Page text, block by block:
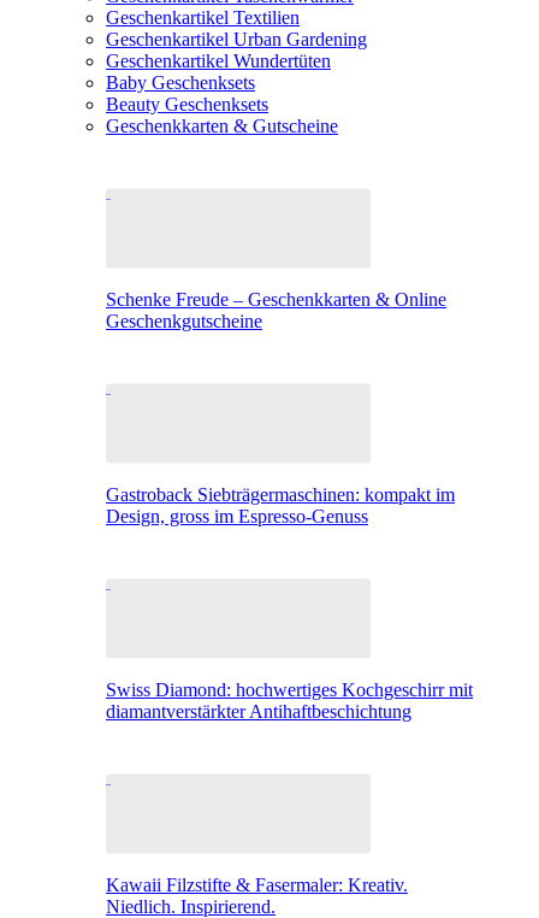
Geschenkartikel Textilien
Geschenkartikel Urban Gardening
Geschenkartikel Wundertüten
Baby Geschenksets
Beauty Geschenksets
Geschenkkarten & Gutscheine
Schenke Freude – Geschenkkarten & Online
Geschenkgutscheine
Gastroback Siebträgermaschinen: kompakt im
Design, gross im Espresso-Genuss
Swiss Diamond: hochwertiges Kochgeschirr mit
diamantverstärkter Antihaftbeschichtung
Kawaii Filzstifte & Fasermaler: Kreativ.
Niedlich. Inspirierend.